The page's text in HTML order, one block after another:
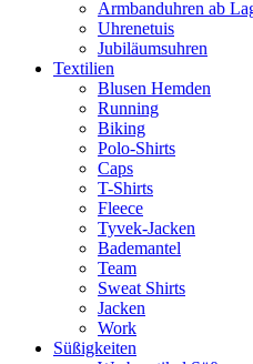
Armbanduhren ab
Uhrenetuis
Jubiläumsuhren
Textilien
Blusen Hemden
Running
Biking
Polo-Shirts
Caps
T-Shirts
Fleece
Tyvek-Jacken
Bademantel
Team
Sweat Shirts
Jacken
Work
Süßigkeiten